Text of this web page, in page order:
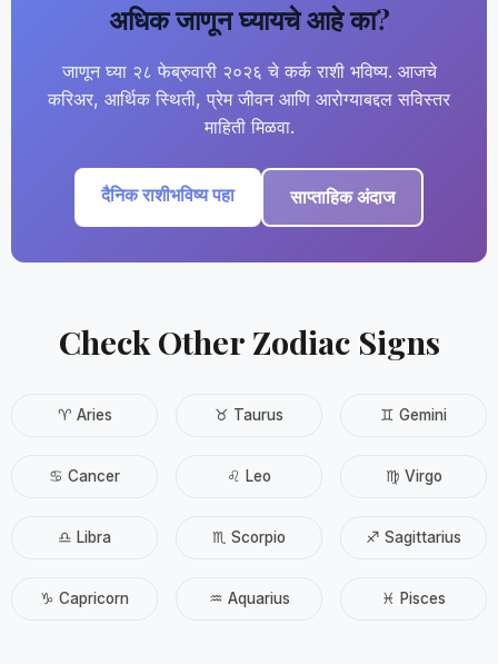
अधिक जाणून घ्यायचे आहे का?
जाणून घ्या २८ फेब्रुवारी २०२६ चे कर्क राशी भविष्य. आजचे
करिअर, आर्थिक स्थिती, प्रेम जीवन आणि आरोग्याबद्दल सविस्तर
माहिती मिळवा.
दैनिक राशीभविष्य पहा साप्ताहिक अंदाज
Check Other Zodiac Signs
♈ Aries ♉ Taurus ♊ Gemini
♋ Cancer ♌ Leo ♍ Virgo
♎ Libra ♏ Scorpio ♐ Sagittarius
♑ Capricorn ♒ Aquarius ♓ Pisces